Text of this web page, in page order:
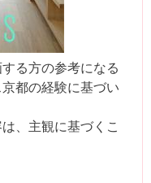
る方の参考になる
都の経験に基づい
、主観に基づくこ